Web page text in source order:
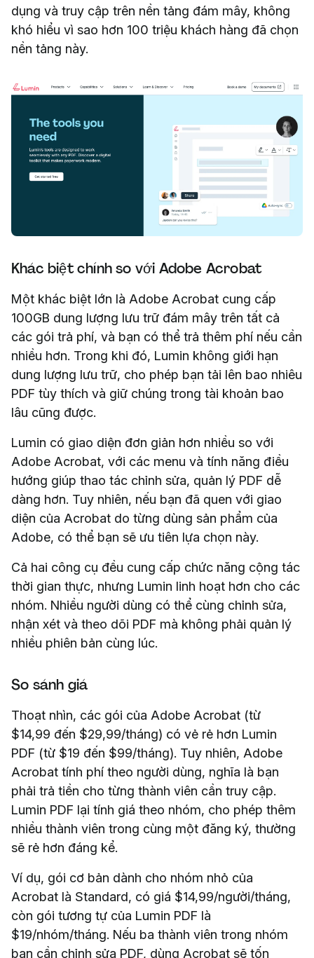
dụng và truy cập trên nền tảng đám mây, không
khó hiểu vì sao hơn 100 triệu khách hàng đã chọn
nền tảng này.
Khác biệt chính so với Adobe Acrobat
Một khác biệt lớn là Adobe Acrobat cung cấp
100GB dung lượng lưu trữ đám mây trên tất cả
các gói trả phí, và bạn có thể trả thêm phí nếu cần
nhiều hơn. Trong khi đó, Lumin không giới hạn
dung lượng lưu trữ, cho phép bạn tải lên bao nhiêu
PDF tùy thích và giữ chúng trong tài khoản bao
lâu cũng được.
Lumin có giao diện đơn giản hơn nhiều so với
Adobe Acrobat, với các menu và tính năng điều
hướng giúp thao tác chỉnh sửa, quản lý PDF dễ
dàng hơn. Tuy nhiên, nếu bạn đã quen với giao
diện của Acrobat do từng dùng sản phẩm của
Adobe, có thể bạn sẽ ưu tiên lựa chọn này.
Cả hai công cụ đều cung cấp chức năng cộng tác
thời gian thực, nhưng Lumin linh hoạt hơn cho các
nhóm. Nhiều người dùng có thể cùng chỉnh sửa,
nhận xét và theo dõi PDF mà không phải quản lý
nhiều phiên bản cùng lúc.
So sánh giá
Thoạt nhìn, các gói của Adobe Acrobat (từ
$14,99 đến $29,99/tháng) có vẻ rẻ hơn Lumin
PDF (từ $19 đến $99/tháng). Tuy nhiên, Adobe
Acrobat tính phí theo người dùng, nghĩa là bạn
phải trả tiền cho từng thành viên cần truy cập.
Lumin PDF lại tính giá theo nhóm, cho phép thêm
nhiều thành viên trong cùng một đăng ký, thường
sẽ rẻ hơn đáng kể.
Ví dụ, gói cơ bản dành cho nhóm nhỏ của
Acrobat là Standard, có giá $14,99/người/tháng,
còn gói tương tự của Lumin PDF là
$19/nhóm/tháng. Nếu ba thành viên trong nhóm
bạn cần chỉnh sửa PDF, dùng Acrobat sẽ tốn